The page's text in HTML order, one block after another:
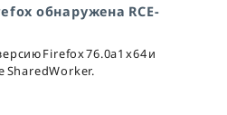
обнаружена RCE-
Firefox 76.0a1 x64 и
SharedWorker.